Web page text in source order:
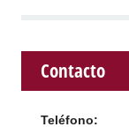
Contacto
Teléfono: